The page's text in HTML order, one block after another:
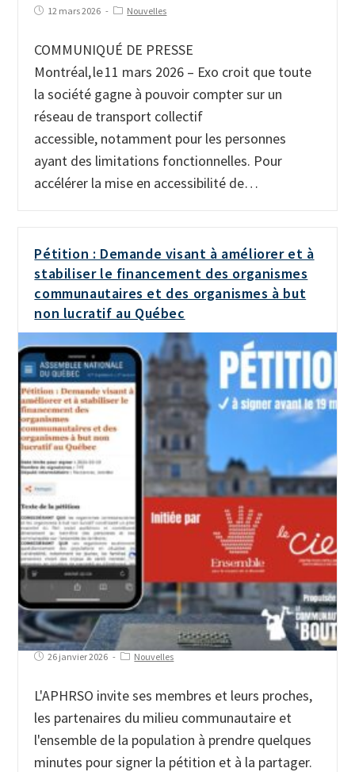
12 mars 2026 Nouvelles
COMMUNIQUÉ DE PRESSE
Montréal, le 11 mars 2026 – Exo croit que toute
la société gagne à pouvoir compter sur un
réseau de transport collectif
accessible, notamment pour les personnes
ayant des limitations fonctionnelles. Pour
accélérer la mise en accessibilité de…
Pétition : Demande visant à améliorer et à
stabiliser le financement des organismes
communautaires et des organismes à but
non lucratif au Québec
26 janvier 2026 Nouvelles
L'APHRSO invite ses membres et leurs proches,
les partenaires du milieu communautaire et
l'ensemble de la population à prendre quelques
minutes pour signer la pétition et à la partager.